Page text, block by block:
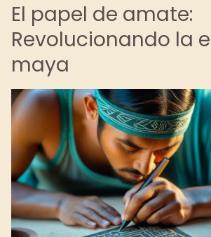
El papel de amate:
Revolucionando la
maya